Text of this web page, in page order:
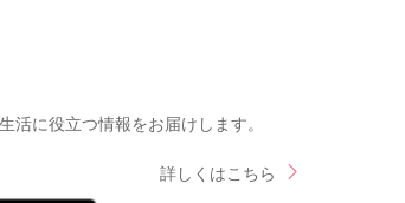
活に役立つ情報をお届けします。
詳しくはこちら